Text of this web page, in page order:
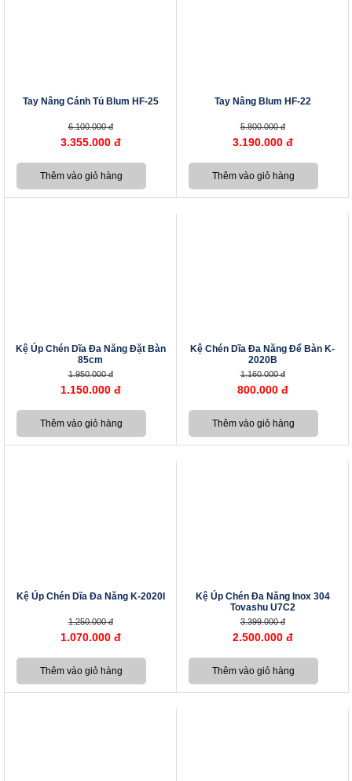
Tay Nâng Cánh Tủ Blum HF-25
6.100.000 đ
3.355.000 đ
Tay Nâng Blum HF-22
5.800.000 đ
3.190.000 đ
Kệ Úp Chén Dĩa Đa Năng Đặt Bàn
85cm
1.950.000 đ
1.150.000 đ
Kệ Chén Dĩa Đa Năng Để Bàn K-
2020B
1.160.000 đ
800.000 đ
Kệ Úp Chén Dĩa Đa Năng K-2020I
1.250.000 đ
1.070.000 đ
Kệ Úp Chén Đa Năng Inox 304
Tovashu U7C2
3.399.000 đ
2.500.000 đ